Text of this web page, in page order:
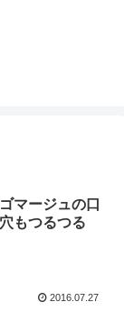
マージュの口
もつるつる
2016.07.27